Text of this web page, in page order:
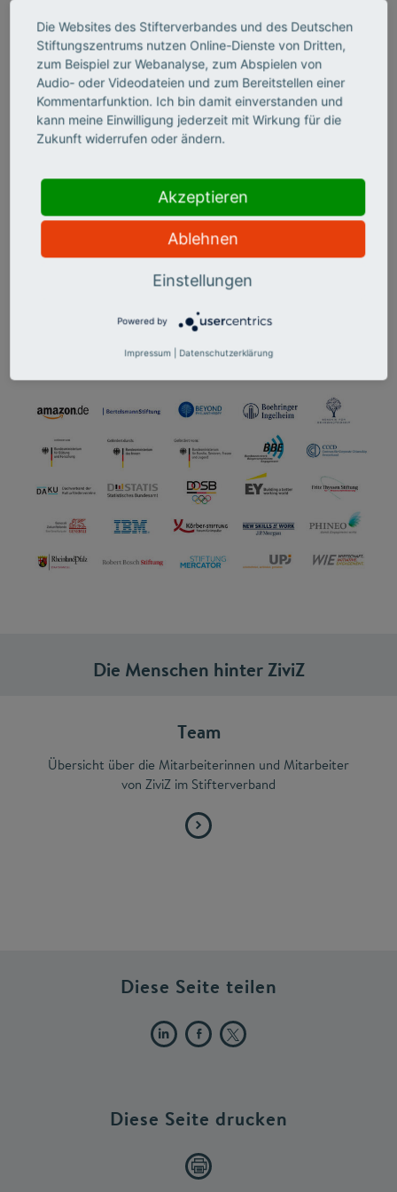
Mit unseren großangelegten Befragungsprojekten,
Förderinitiativen, Expertisen, Policy Papers und
Sonderauswertungen in den Themenbereichen organisierte
Zivilgesellschaft, Unternehmensengagement, und digitales
Engagement adressieren wir unsere Arbeit an Akteure aus
Zivilgesellschaft, Politik und Wirtschaft.
zivilgesellschaftliche Organisationen für bürgerschaftliches
Engagement bieten und welche Rahmenbedingungen
engagementförderlich sind. Wir untersuchen, inwiefern
Unternehmen den öffentlichen Raum prägen und digitales
Engagement ein Teil der öffentlichen Debatte ist.
Partner, Förderer und Wegbegleiter
Die Menschen hinter ZiviZ
Team
Übersicht über die Mitarbeiterinnen und Mitarbeiter
von ZiviZ im Stifterverband
Diese Seite teilen
Diese Seite drucken
Die Websites des Stifterverbandes und des Deutschen
Stiftungszentrums nutzen Online-Dienste von Dritten,
zum Beispiel zur Webanalyse, zum Abspielen von
Audio- oder Videodateien und zum Bereitstellen einer
Kommentarfunktion. Ich bin damit einverstanden und
kann meine Einwilligung jederzeit mit Wirkung für die
Zukunft widerrufen oder ändern.
Akzeptieren
Ablehnen
Einstellungen
Powered by
Impressum Datenschutzerklärung